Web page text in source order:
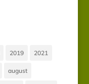
2019 2021
august